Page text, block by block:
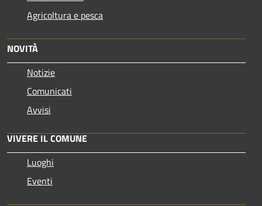
Agricoltura e pesca
NOVITÀ
Notizie
Comunicati
Avvisi
VIVERE IL COMUNE
Luoghi
Eventi